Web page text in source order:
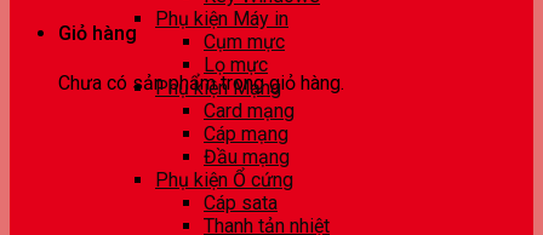
Giỏ hàng
Chưa có sản phẩm trong giỏ hàng.
Phụ kiện Máy in
Cụm mực
Lọ mực
Phụ kiện Mạng
Card mạng
Cáp mạng
Đầu mạng
Phụ kiện Ổ cứng
Cáp sata
Thanh tản nhiệt